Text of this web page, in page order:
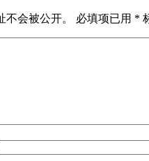
不会被公开。 必填项已用 *